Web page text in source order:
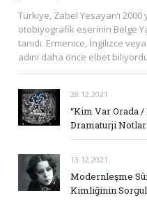
Türkiye, Zabel Yesayan’ı 2000
otobiyografik eserinin Belge
tanıdı. Ermenice, İngilizce
adını daha önce elbet
28.12.2021
“Kim Var Orada /
Dramaturji
13.12.2021
Modernleşme
Kimliğinin